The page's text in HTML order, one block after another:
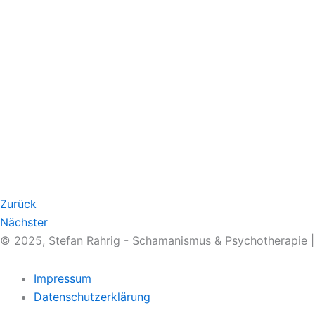
Zurück
Nächster
© 2025, Stefan Rahrig - Schamanismus & Psychotherapie |
Impressum
Datenschutzerklärung